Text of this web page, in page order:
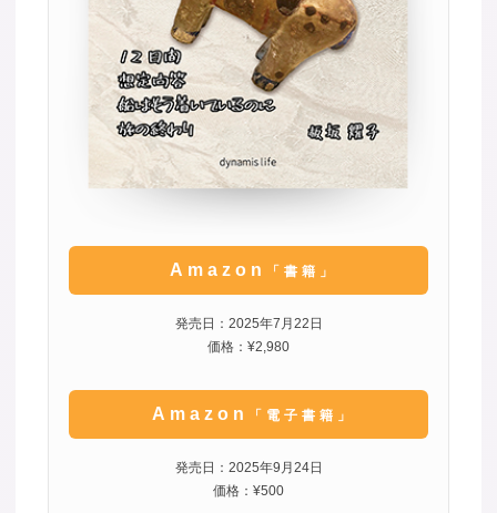
Amazon 「書籍」
発売日：2025年7月22日
価格：¥2,980
Amazon 「電子書籍」
発売日：2025年9月24日
価格：¥500